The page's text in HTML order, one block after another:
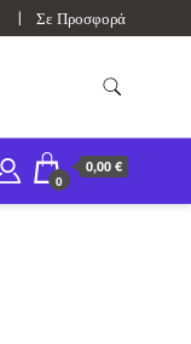
Σε Προσφορά
0
0,00 €